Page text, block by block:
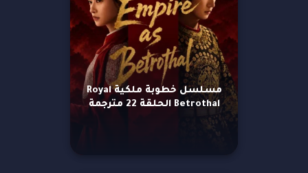
مسلسل خطوبة ملكية Royal
Betrothal الحلقة 22 مترجمة